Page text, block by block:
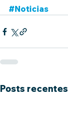
#Noticias
Posts recentes